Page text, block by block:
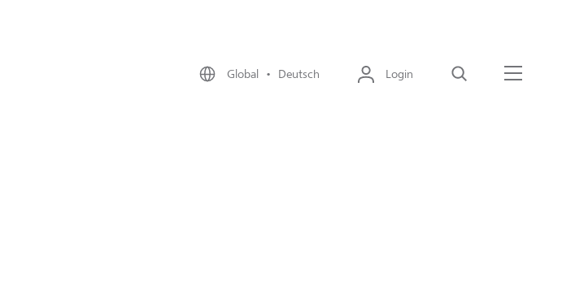
Global • Deutsch Login